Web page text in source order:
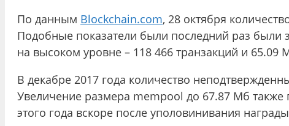
По данным Blockchain.com, 28 октября
Подобные показатели были последний раз были
на высоком уровне – 118 466 транзакций и 65.09
В декабре 2017 года количество
Увеличение размера mempool до 67.87 Мб
этого года вскоре после уполовинивания